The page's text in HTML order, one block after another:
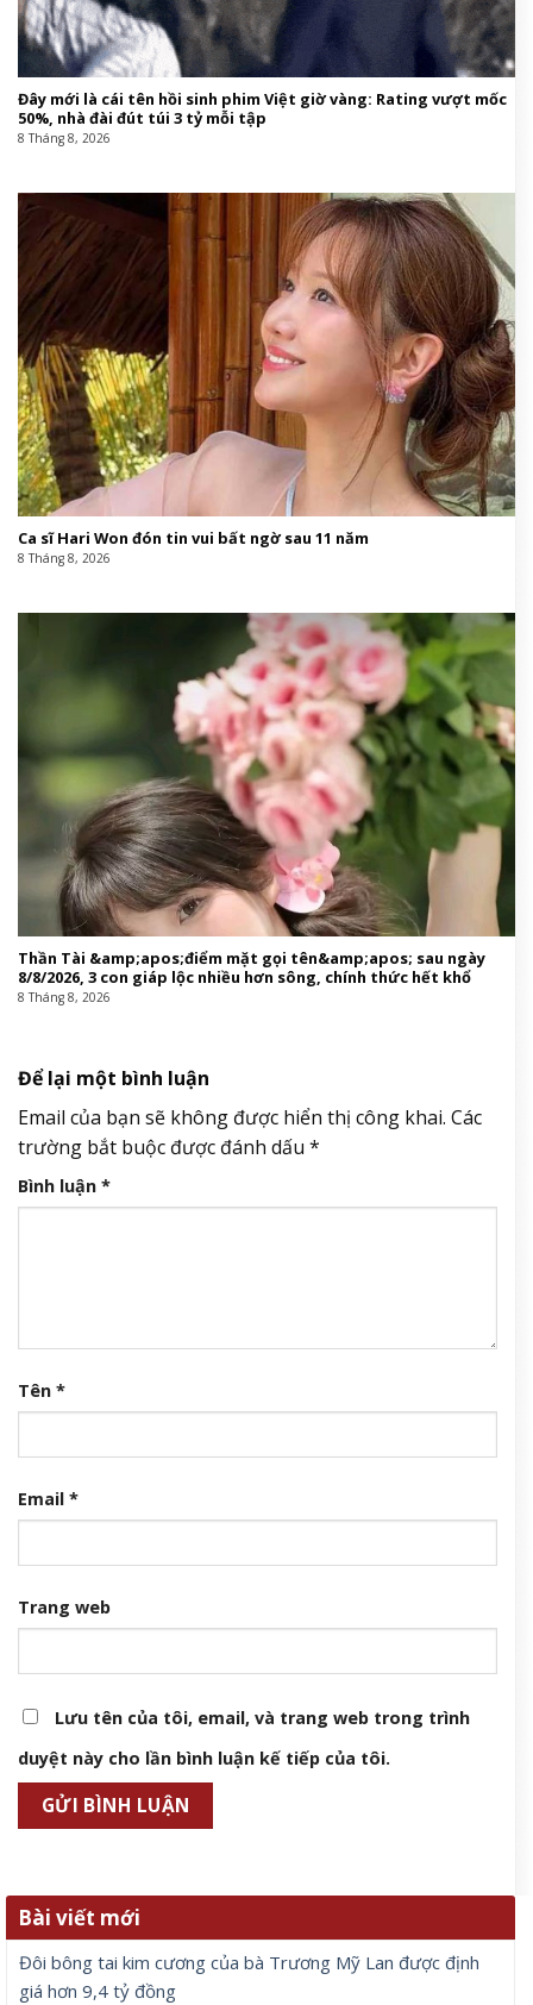
Đây mới là cái tên hồi sinh phim Việt giờ vàng: Rating vượt mốc
50%, nhà đài đút túi 3 tỷ mỗi tập
8 Tháng 8, 2026
Ca sĩ Hari Won đón tin vui bất ngờ sau 11 năm
8 Tháng 8, 2026
Thần Tài &amp;apos;điểm mặt gọi tên&amp;apos; sau ngày
8/8/2026, 3 con giáp lộc nhiều hơn sông, chính thức hết khổ
8 Tháng 8, 2026
Để lại một bình luận
Email của bạn sẽ không được hiển thị công khai. Các
trường bắt buộc được đánh dấu *
Bình luận *
Tên *
Email *
Trang web
Lưu tên của tôi, email, và trang web trong trình
duyệt này cho lần bình luận kế tiếp của tôi.
Bài viết mới
Đôi bông tai kim cương của bà Trương Mỹ Lan được định
giá hơn 9,4 tỷ đồng